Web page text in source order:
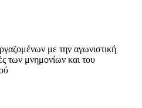
με την αγωνιστική
των μνημονίων και του